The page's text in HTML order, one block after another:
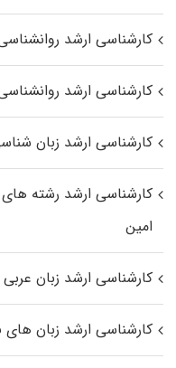
کارشناسی ارشد
کارشناسی ارشد روانشناسی
کارشناسی ارشد زبان
کارشناسی ارشد رﺷﺘﻪ
اﻣﻴﻦ
کارشناسی ارشد زبان عربی
کارشناسی ارشد زبان‌ های